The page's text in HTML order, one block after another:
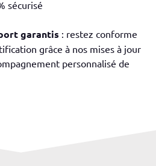
sécurisé
garantis : restez conforme
grâce à nos mises à jour
personnalisé de